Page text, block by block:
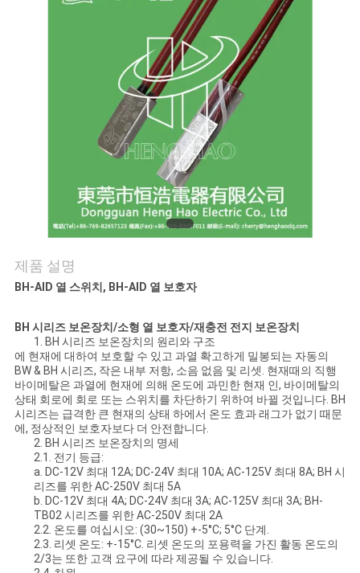
뉴
스
모
든
제품 설명
BH-AID 열 스위치, BH-AID 열 보호자
BH 시리즈 보온장치/소형 열 보호자/재충전 전지 보온장치
1. BH 시리즈 보온장치의 원리와 구조
에 현재에 대하여 보호할 수 있고 과열 확고하게 밀봉되는 자동의
BW & BH 시리즈, 작은 내부 저항, 소음 없음 및 리셋. 현재때의 직행
바이메탈은 과열에 현재에 의해 온도에 과민한 현재 인, 바이메탈의
상태 회로에 회로 또는 스위치를 차단하기 위하여 바뀔 것입니다. BH
시리즈는 급격한 큰 현재의 상태 하에서 온도 효과 래그가 없기 때문
에, 정상적인 보호자보다 더 안전합니다.
2. BH 시리즈 보온장치의 명세
2.1. 전기 등급:
a. DC-12V 최대 12A; DC-24V 최대 10A; AC-125V 최대 8A; BH 시
리즈를 위한 AC-250V 최대 5A
b. DC-12V 최대 4A; DC-24V 최대 3A; AC-125V 최대 3A; BH-
TB02 시리즈를 위한 AC-250V 최대 2A
2.2. 온도를 여십시오: (30~150) +-5°C; 5°C 단계.
2.3. 리셋 온도: +-15°C. 리셋 온도의 포용력을 가진 활동 온도의
2/3는 또한 고객 요구에 따라 제공될 수 있습니다.